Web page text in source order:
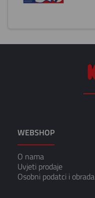
WEBSHOP
O nama
Uvjeti prodaje
Osobni podatci i obrada